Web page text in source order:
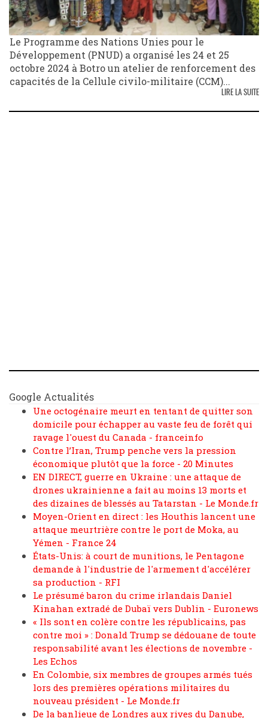
Le Programme des Nations Unies pour le
Développement (PNUD) a organisé les 24 et 25
octobre 2024 à Botro un atelier de renforcement des
capacités de la Cellule civilo-militaire (CCM)...
LIRE LA SUITE
Google Actualités
Une octogénaire meurt en tentant de quitter son
domicile pour échapper au vaste feu de forêt qui
ravage l'ouest du Canada - franceinfo
Contre l’Iran, Trump penche vers la pression
économique plutôt que la force - 20 Minutes
EN DIRECT, guerre en Ukraine : une attaque de
drones ukrainienne a fait au moins 13 morts et
des dizaines de blessés au Tatarstan - Le Monde.fr
Moyen-Orient en direct : les Houthis lancent une
attaque meurtrière contre le port de Moka, au
Yémen - France 24
États-Unis: à court de munitions, le Pentagone
demande à l'industrie de l'armement d'accélérer
sa production - RFI
Le présumé baron du crime irlandais Daniel
Kinahan extradé de Dubaï vers Dublin - Euronews
« Ils sont en colère contre les républicains, pas
contre moi » : Donald Trump se dédouane de toute
responsabilité avant les élections de novembre -
Les Echos
En Colombie, six membres de groupes armés tués
lors des premières opérations militaires du
nouveau président - Le Monde.fr
De la banlieue de Londres aux rives du Danube,